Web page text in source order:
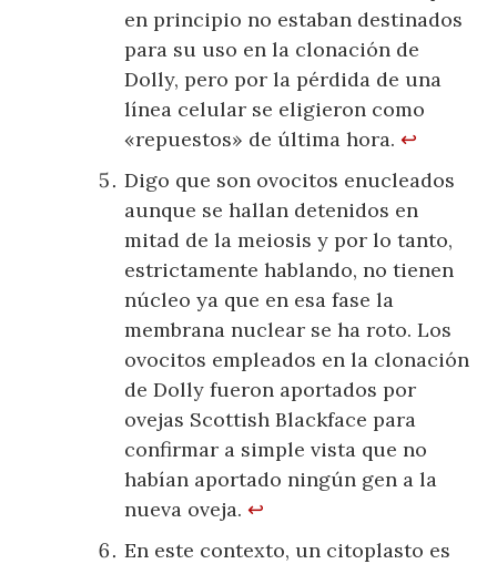
en principio no estaban destinados
para su uso en la clonación de
Dolly, pero por la pérdida de una
línea celular se eligieron como
«repuestos» de última hora.↩
Digo que son ovocitos enucleados
aunque se hallan detenidos en
mitad de la meiosis y por lo tanto,
estrictamente hablando, no tienen
núcleo ya que en esa fase la
membrana nuclear se ha roto. Los
ovocitos empleados en la clonación
de Dolly fueron aportados por
ovejas Scottish Blackface para
confirmar a simple vista que no
habían aportado ningún gen a la
nueva oveja.↩
En este contexto, un citoplasto es